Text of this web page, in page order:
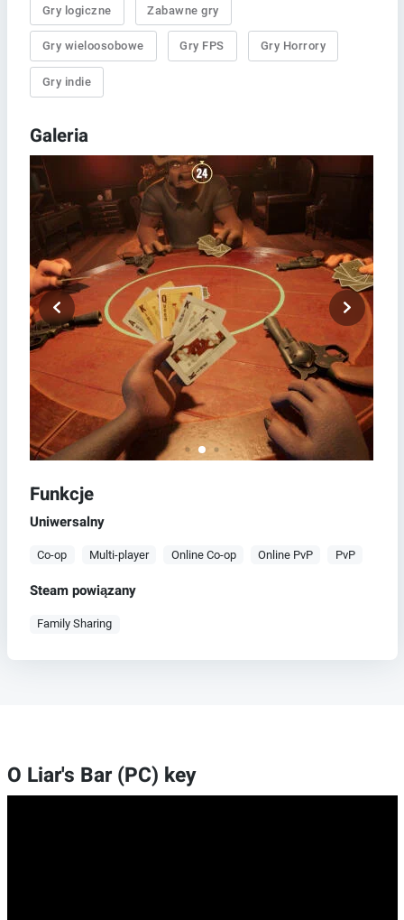
Gry logiczne Zabawne gry
Gry wieloosobowe Gry FPS Gry Horrory
Gry indie
Galeria
Funkcje
Uniwersalny
Co-op Multi-player Online Co-op Online PvP PvP
Steam powiązany
Family Sharing
O Liar's Bar (PC) key